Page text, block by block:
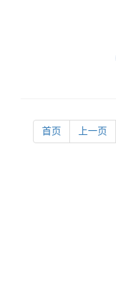
首页 上一页